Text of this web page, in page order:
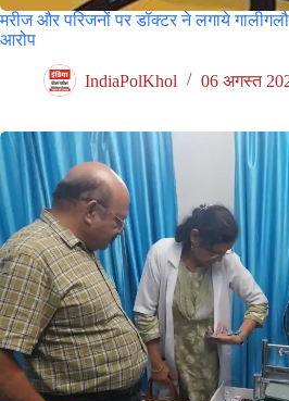
मरीज और परिजनों पर डॉक्टर ने लगाये
आरोप
IndiaPolKhol 06 अगस्त